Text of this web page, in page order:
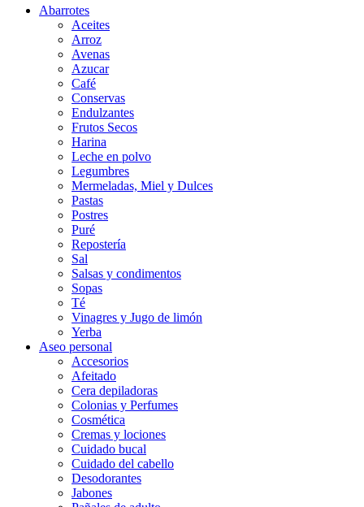
Abarrotes
Aceites
Arroz
Avenas
Azucar
Café
Conservas
Endulzantes
Frutos Secos
Harina
Leche en polvo
Legumbres
Mermeladas, Miel y Dulces
Pastas
Postres
Puré
Repostería
Sal
Salsas y condimentos
Sopas
Té
Vinagres y Jugo de limón
Yerba
Aseo personal
Accesorios
Afeitado
Cera depiladoras
Colonias y Perfumes
Cosmética
Cremas y lociones
Cuidado bucal
Cuidado del cabello
Desodorantes
Jabones